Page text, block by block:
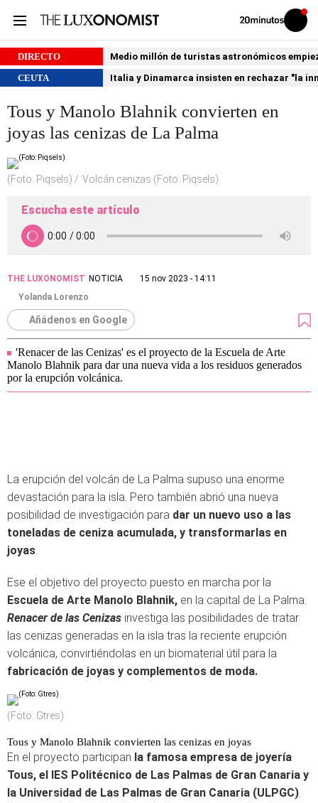
Volver
Iniciar
sesión
DIRECTO
Medio millón de turistas astronómicos
CEUTA
Italia y Dinamarca insisten en rechazar "la
Tous y Manolo Blahnik convierten en
joyas las cenizas de La Palma
(Foto: Piqsels) Volcán cenizas (Foto: Piqsels)
Escucha este artículo
THE LUXONOMIST NOTICIA
15 nov 2023 - 14:11
Yolanda Lorenzo
Añádenos en Google
'Renacer de las Cenizas' es el proyecto de la Escuela de Arte
Manolo Blahnik para dar una nueva vida a los residuos generados
por la erupción volcánica.
La erupción del volcán de La Palma supuso una enorme
devastación para la isla. Pero también abrió una nueva
posibilidad de investigación para dar un nuevo uso a las
toneladas de ceniza acumulada, y transformarlas en
joyas.
Ese el objetivo del proyecto puesto en marcha por la
Escuela de Arte Manolo Blahnik, en la capital de La Palma.
Renacer de las Cenizas investiga las posibilidades de tratar
las cenizas generadas en la isla tras la reciente erupción
volcánica, convirtiéndolas en un biomaterial útil para la
fabricación de joyas y complementos de moda.
(Foto: Gtres)
Tous y Manolo Blahnik convierten las cenizas en joyas
En el proyecto participan la famosa empresa de joyería
Tous, el IES Politécnico de Las Palmas de Gran Canaria y
la Universidad de Las Palmas de Gran Canaria (ULPGC).